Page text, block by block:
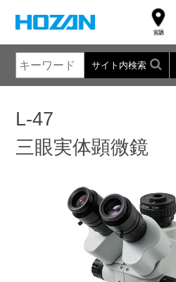
サイト内検索
L-47
三眼実体顕微鏡